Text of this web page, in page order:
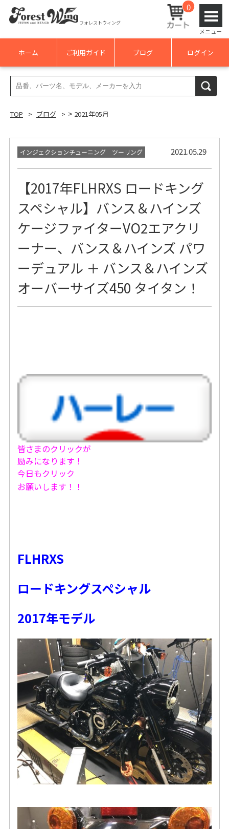
フォレストウィング
ホーム ご利用ガイド ブログ ログイン
0
メニュー
検
索
果:
検索
TOP ブログ > 2021年05月
2021.05.29
インジェクションチューニング ツーリング
【2017年FLHRXS ロードキング
スペシャル】バンス＆ハインズ
ケージファイターVO2エアクリ
ーナー、バンス＆ハインズ パワ
ーデュアル ＋ バンス＆ハインズ
オーバーサイズ450 タイタン！
皆さまのクリックが
励みになります！
今日もクリック
お願いします！！
FLHRXS
ロードキングスペシャル
2017年モデル